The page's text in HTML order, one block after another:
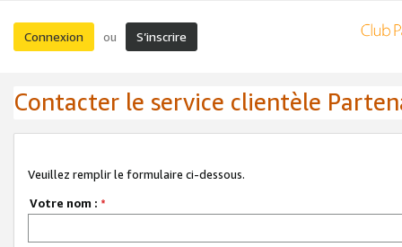
Connexion ou S’inscrire
Contacter le service clientèle
Veuillez remplir le formulaire ci-dessous.
Votre nom : *